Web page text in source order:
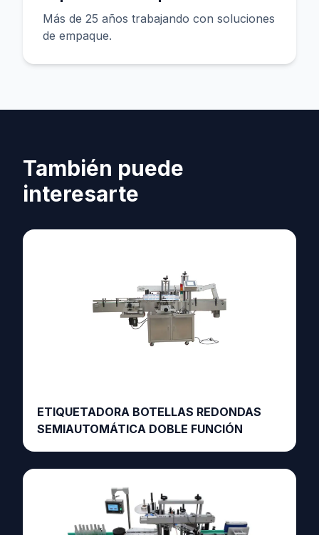
Más de 25 años trabajando con soluciones
de empaque.
También puede
interesarte
ETIQUETADORA BOTELLAS REDONDAS
SEMIAUTOMÁTICA DOBLE FUNCIÓN